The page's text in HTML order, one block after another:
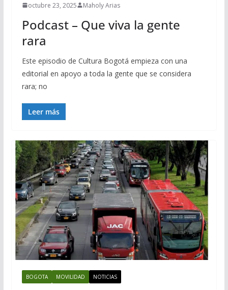
octubre 23, 2025 Maholy Arias
Podcast – Que viva la gente
rara
Este episodio de Cultura Bogotá empieza con una
editorial en apoyo a toda la gente que se considera
rara; no
Leer más
BOGOTA MOVILIDAD NOTICIAS